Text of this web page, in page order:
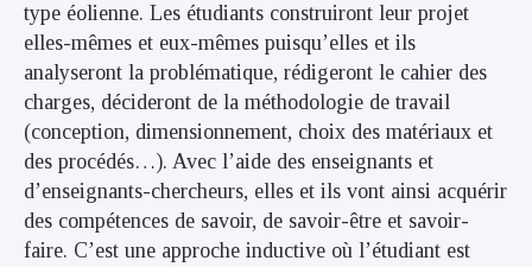
type éolienne. Les étudiants construiront leur projet
elles-mêmes et eux-mêmes puisqu’elles et ils
analyseront la problématique, rédigeront le cahier des
charges, décideront de la méthodologie de travail
(conception, dimensionnement, choix des matériaux et
des procédés…). Avec l’aide des enseignants et
d’enseignants-chercheurs, elles et ils vont ainsi acquérir
des compétences de savoir, de savoir-être et savoir-
faire. C’est une approche inductive où l’étudiant est